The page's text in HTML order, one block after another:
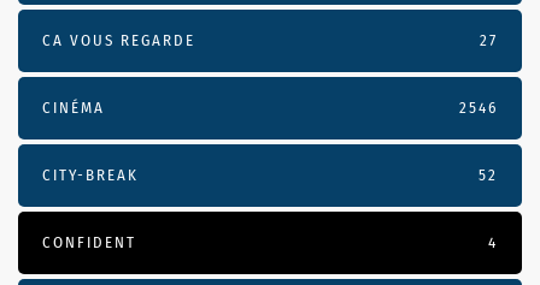
CA VOUS REGARDE 27
CINÉMA 2546
CITY-BREAK 52
CONFIDENT 4